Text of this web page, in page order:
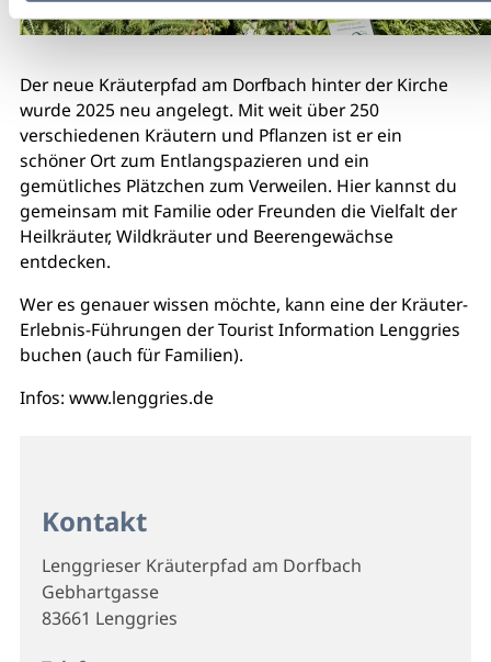
Der neue Kräuterpfad am Dorfbach hinter der Kirche
wurde 2025 neu angelegt. Mit weit über 250
verschiedenen Kräutern und Pflanzen ist er ein
schöner Ort zum Entlangspazieren und ein
gemütliches Plätzchen zum Verweilen. Hier kannst du
gemeinsam mit Familie oder Freunden die Vielfalt der
Heilkräuter, Wildkräuter und Beerengewächse
entdecken.
Wer es genauer wissen möchte, kann eine der Kräuter-
Erlebnis-Führungen der Tourist Information Lenggries
buchen (auch für Familien).
Infos: www.lenggries.de
Kontakt
Lenggrieser Kräuterpfad am Dorfbach
Gebhartgasse
83661 Lenggries